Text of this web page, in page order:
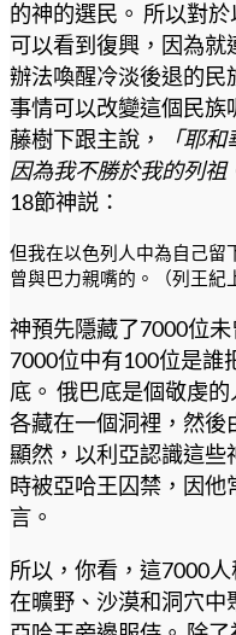
的神的選民。 所以對
可以看到復興，因為
辦法喚醒冷淡後退的民
事情可以改變這個民族
藤樹下跟主說，
「耶
因為我不勝於我的列祖
18節神説：
但我在以色列人中為自己留
曾與巴力親嘴的。（列王
神預先隱藏了7000位
7000位中有100位是誰
底。 俄巴底是個敬虔
各藏在一個洞裡，然後
顯然，以利亞認識這
時被亞哈王囚禁，因
言。
所以，你看，這7000
在曠野、沙漠和洞穴中